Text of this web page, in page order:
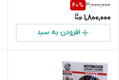
3,000,000
40%
1,800,000
افزودن به سبد